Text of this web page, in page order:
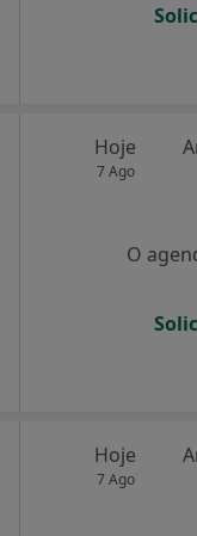
Hoje
7 Ago
O
Hoje
7 Ago